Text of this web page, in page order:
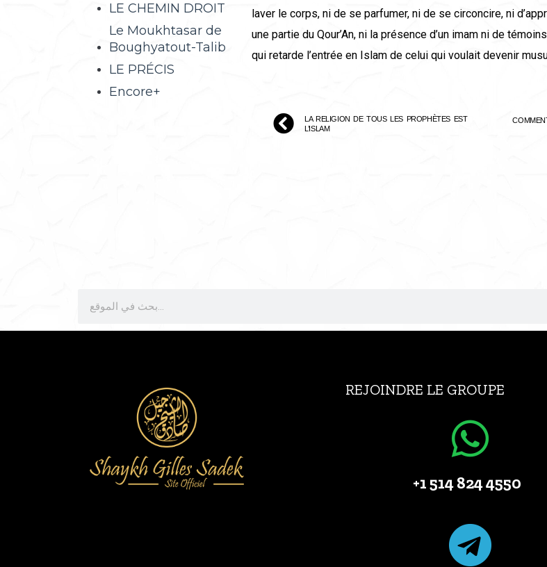
LE CHEMIN DROIT
Le Moukhtasar de
Boughyatout-Talib
LE PRÉCIS
Encore+
laver le corps, ni de se parfumer, ni de se circoncire, ni
une partie du Qour’An, ni la présence d’un imam ni de
qui retarde l’entrée en Islam de celui qui voulait devenir
LA RELIGION DE TOUS LES PROPHÈTES EST
L’ISLAM
REJOINDRE LE GROUPE
+1 514 824 4550